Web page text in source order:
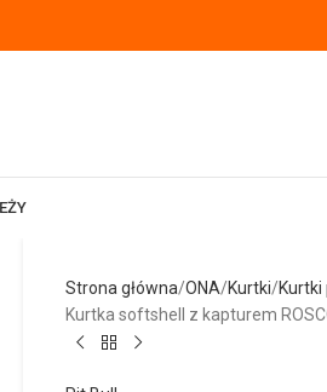
Strona główna ONA Kurtki Kurtki
Kurtka softshell z kapturem